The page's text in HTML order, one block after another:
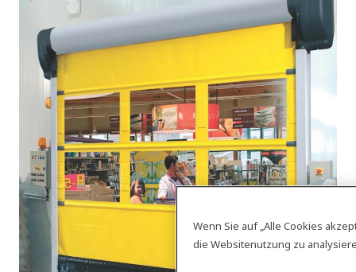
Wenn Sie auf „Alle Cookies
die Websitenutzung zu